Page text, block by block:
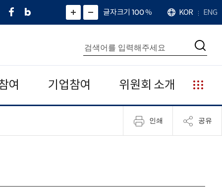
페
네
그
)
화
면
면
소
확
대
치
글자크기 100%
언
어
KOR ENG
통
합
검
색
검
여 기업참여 위원회 소개
누
리
집
안
인쇄 공유